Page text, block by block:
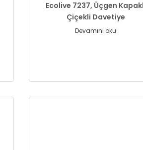
Ecolive 7237, Üçgen
Çiçekli Davetiye
Devamını oku